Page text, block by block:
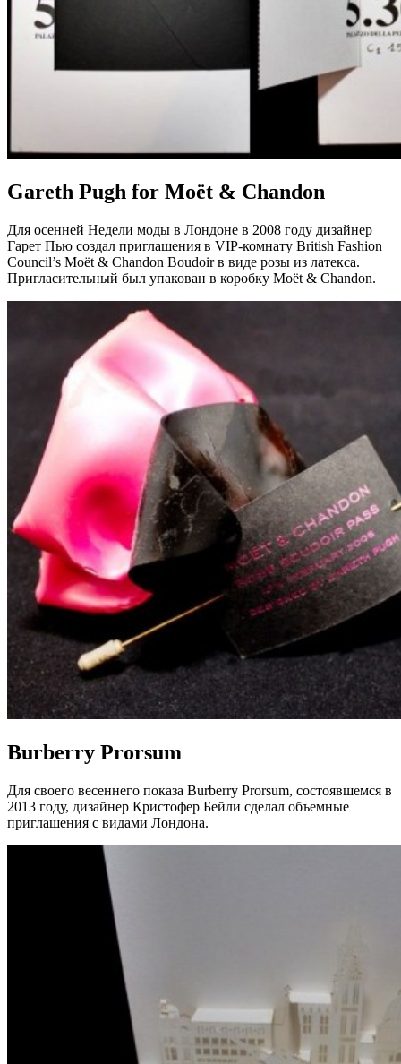
Gareth Pugh for Moët & Chandon
Для осенней Недели моды в Лондоне в 2008 году дизайнер
Гарет Пью создал приглашения в VIP-комнату British Fashion
Council’s Moët & Chandon Boudoir в виде розы из латекса.
Пригласительный был упакован в коробку Moët & Chandon.
Burberry Prorsum
Для своего весеннего показа Burberry Prorsum, состоявшемся в
2013 году, дизайнер Кристофер Бейли сделал объемные
приглашения с видами Лондона.